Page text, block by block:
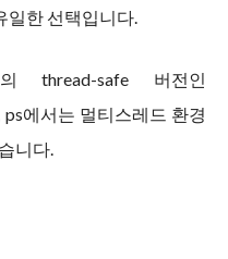
일한 선택입니다.
의 thread-safe 버전인
ps에서는 멀티스레드 환경
니다.